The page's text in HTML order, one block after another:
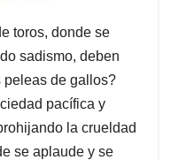
toros, donde se
sadismo, deben
peleas de gallos?
pacífica y
la crueldad
se aplaude y se